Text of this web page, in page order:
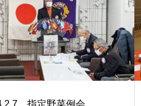
指定野菜例会